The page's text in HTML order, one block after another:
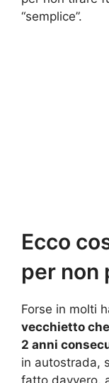
“semplice”.
Ecco
per non
Forse in molti
vecchietto
2 anni
in autostrada,